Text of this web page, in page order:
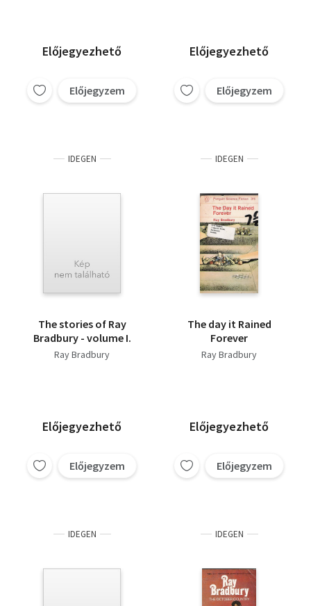
Előjegyezhető
Előjegyzem
Előjegyezhető
Előjegyzem
IDEGEN
The stories of Ray
Bradbury - volume I.
Ray Bradbury
Előjegyezhető
Előjegyzem
IDEGEN
The day it Rained
Forever
Ray Bradbury
Előjegyezhető
Előjegyzem
IDEGEN IDEGEN